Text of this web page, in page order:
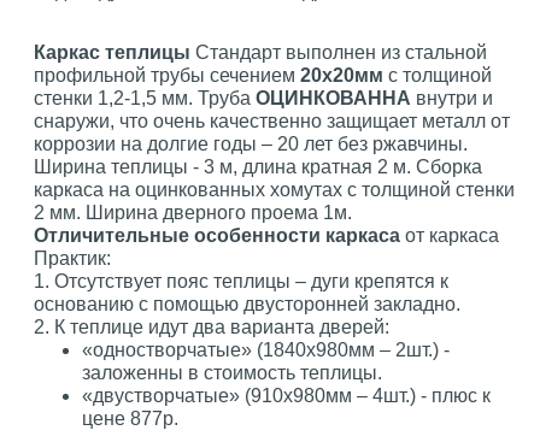
Каркас теплицы Стандарт выполнен из стальной
профильной трубы сечением 20х20мм с толщиной
стенки 1,2-1,5 мм. Труба ОЦИНКОВАННА внутри и
снаружи, что очень качественно защищает металл от
коррозии на долгие годы – 20 лет без ржавчины.
Ширина теплицы - 3 м, длина кратная 2 м. Сборка
каркаса на оцинкованных хомутах с толщиной стенки
2 мм. Ширина дверного проема 1м.
Отличительные особенности каркаса от каркаса
Практик:
1. Отсутствует пояс теплицы – дуги крепятся к
основанию с помощью двусторонней закладно.
2. К теплице идут два варианта дверей:
«одностворчатые» (1840х980мм – 2шт.) -
заложенны в стоимость теплицы.
«двустворчатые» (910х980мм – 4шт.) - плюс к
цене 877р.